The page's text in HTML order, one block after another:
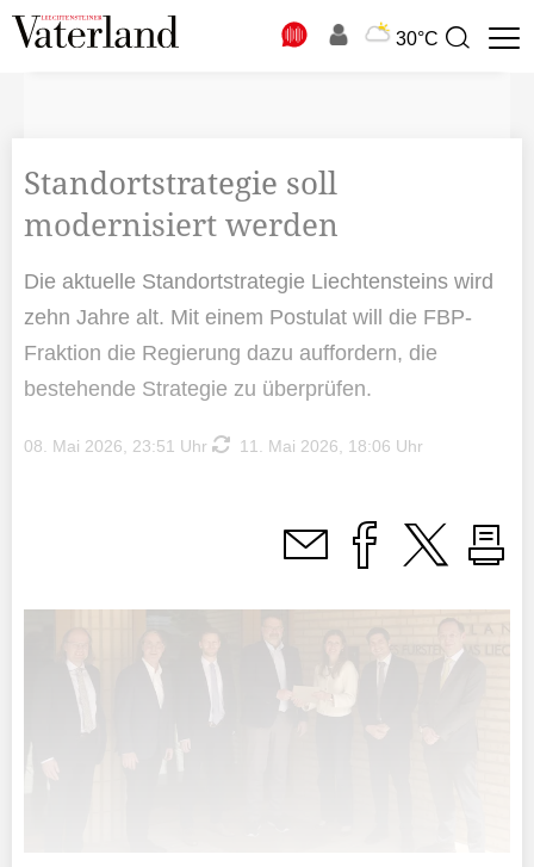
30°C
Suchbegriff
Standortstrategie soll
modernisiert werden
Die aktuelle Standortstrategie Liechtensteins wird
zehn Jahre alt. Mit einem Postulat will die FBP-
Fraktion die Regierung dazu auffordern, die
bestehende Strategie zu überprüfen.
08. Mai 2026, 23:51 Uhr 11. Mai 2026, 18:06 Uhr